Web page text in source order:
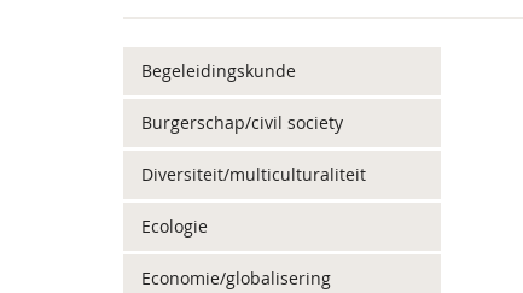
Begeleidingskunde
Burgerschap/civil society
Diversiteit/multiculturaliteit
Ecologie
Economie/globalisering